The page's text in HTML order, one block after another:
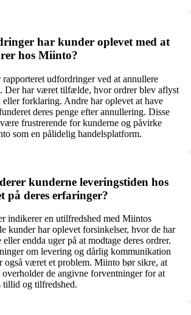
har kunder oplevet med at
hos Miinto?
udfordringer ved at annullere
Der har været tilfælde, hvor ordrer blev aflyst
eller forklaring. Andre har oplevet at have
deres penge efter annullering. Disse
frustrerende for kunderne og påvirke
som en pålidelig handelsplatform.
kunderne leveringstiden hos
på deres erfaringer?
indikerer en utilfredshed med Miintos
kunder har oplevet forsinkelser, hvor de har
endda uger på at modtage deres ordrer.
om levering og dårlig kommunikation
også været et problem. Miinto bør sikre, at
overholder de angivne forventninger for at
tillid og tilfredshed.